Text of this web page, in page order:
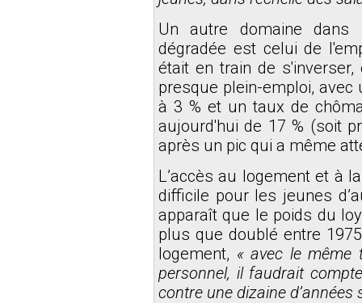
Un autre domaine dans
dégradée est celui de
était en train de
presque plein-emploi,
à 3 % et un taux de
aujourd'hui de 17 % (soit
après un pic qui a même
L’accès au logement et à
difficile pour les jeunes
apparaît que le poids du
plus que doublé entre
logement, « avec le même
personnel, il faudrait
contre une dizaine